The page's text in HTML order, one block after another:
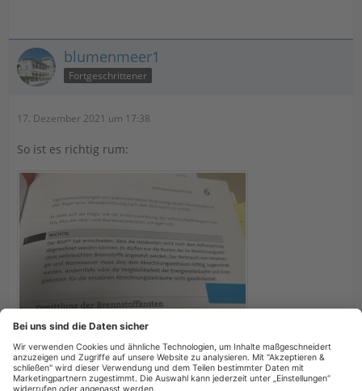
blumenmeer1
Fortgeschrittener
17. Dezember 2021 um 17:38
So ist es richtig rum: